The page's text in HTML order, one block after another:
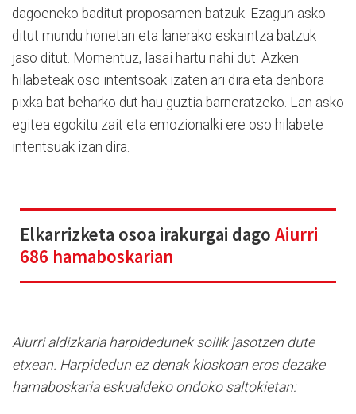
dagoeneko baditut proposamen batzuk. Ezagun asko
ditut mundu honetan eta lanerako eskaintza batzuk
jaso ditut. Momentuz, lasai hartu nahi dut. Azken
hilabeteak oso intentsoak izaten ari dira eta denbora
pixka bat beharko dut hau guztia barneratzeko. Lan asko
egitea egokitu zait eta emozionalki ere oso hilabete
intentsuak izan dira.
Elkarrizketa osoa irakurgai dagoAiurri
686 hamaboskarian
Aiurri aldizkaria harpidedunek soilik jasotzen dute
etxean. Harpidedun ez denak kioskoan eros dezake
hamaboskaria eskualdeko ondoko saltokietan: